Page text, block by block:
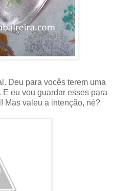
Deu para vocês terem uma
eu vou guardar esses para
Mas valeu a intenção, né?